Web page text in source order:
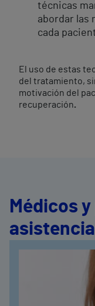
técnicas
abordar las
cada
El uso de estas
del tratamiento,
motivación del
recuperación.
Médicos